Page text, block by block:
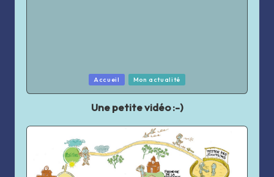
in
Accueil Mon actualité
Une petite vidéo :-)